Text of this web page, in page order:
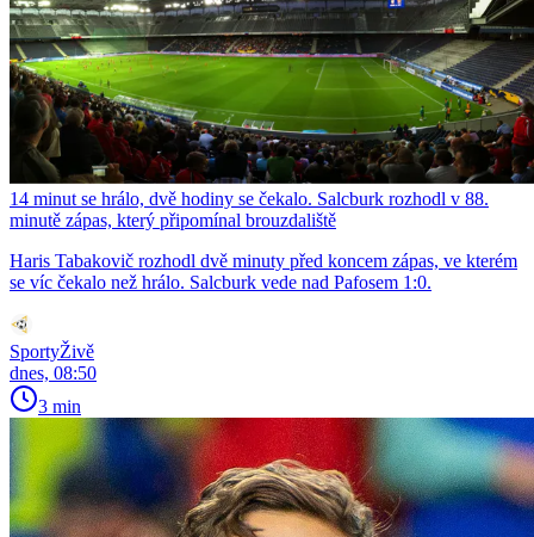
14 minut se hrálo, dvě hodiny se čekalo. Salcburk rozhodl v 88.
minutě zápas, který připomínal brouzdaliště
Haris Tabakovič rozhodl dvě minuty před koncem zápas, ve kterém
se víc čekalo než hrálo. Salcburk vede nad Pafosem 1:0.
SportyŽivě
dnes, 08:50
3 min